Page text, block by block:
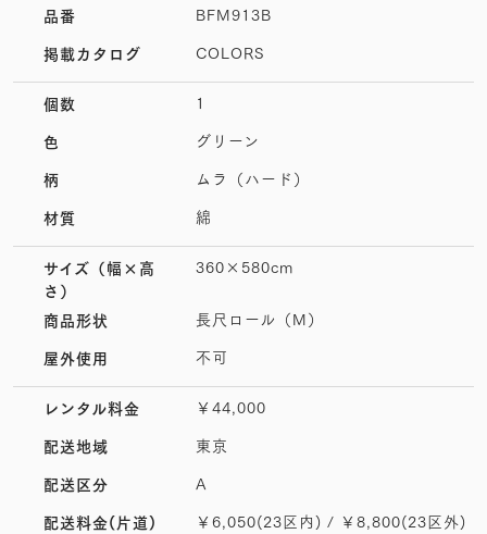
品番 BFM913B
掲載カタログ COLORS
個数 1
色 グリーン
柄 ムラ（ハード）
材質 綿
サイズ （幅×高
さ）
360×580cm
商品形状 長尺ロール（M）
屋外使用 不可
レンタル料金 ￥44,000
配送地域 東京
配送区分 A
配送料金(片道) ￥6,050(23区内) / ￥8,800(23区外)